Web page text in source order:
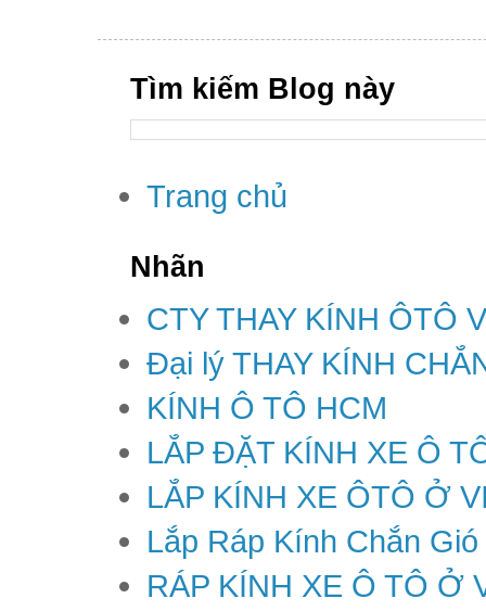
Tìm kiếm Blog này
Trang chủ
Nhãn
CTY THAY KÍNH ÔTÔ
Đại lý THAY KÍNH
KÍNH Ô TÔ HCM
LẮP ĐẶT KÍNH XE Ô
LẮP KÍNH XE ÔTÔ Ở
Lắp Ráp Kính Chắn
RÁP KÍNH XE Ô TÔ Ở